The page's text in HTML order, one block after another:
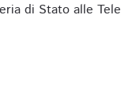
di Stato alle